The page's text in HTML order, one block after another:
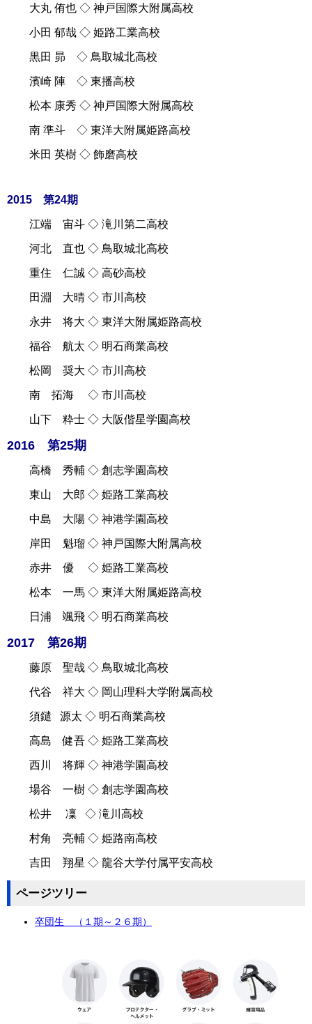
大丸 侑也 ◇ 神戸国際大附属高校
小田 郁哉 ◇ 姫路工業高校
黒田 昴 ◇ 鳥取城北高校
濱崎 陣 ◇ 東播高校
松本 康秀 ◇ 神戸国際大附属高校
南 準斗 ◇ 東洋大附属姫路高校
米田 英樹 ◇ 飾磨高校
2015 第24期
江端 宙斗 ◇ 滝川第二高校
河北 直也 ◇ 鳥取城北高校
重住 仁誠 ◇ 高砂高校
田淵 大晴 ◇ 市川高校
永井 将大 ◇ 東洋大附属姫路高校
福谷 航太 ◇ 明石商業高校
松岡 奨大 ◇ 市川高校
南 拓海 ◇ 市川高校
山下 粋士 ◇ 大阪偕星学園高校
2016 第25期
高橋 秀輔 ◇ 創志学園高校
東山 大郎 ◇ 姫路工業高校
中島 大陽 ◇ 神港学園高校
岸田 魁瑠 ◇ 神戸国際大附属高校
赤井 優 ◇ 姫路工業高校
松本 一馬 ◇ 東洋大附属姫路高校
日浦 颯飛 ◇ 明石商業高校
2017 第26期
藤原 聖哉 ◇ 鳥取城北高校
代谷 祥大 ◇ 岡山理科大学附属高校
須鑓 源太 ◇ 明石商業高校
高島 健吾 ◇ 姫路工業高校
西川 将輝 ◇ 神港学園高校
場谷 一樹 ◇ 創志学園高校
松井 凜 ◇ 滝川高校
村角 亮輔 ◇ 姫路南高校
吉田 翔星 ◇ 龍谷大学付属平安高校
ページツリー
卒団生 （１期～２６期）